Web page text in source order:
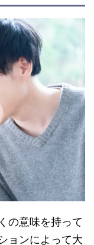
の意味を持って
ョンによって大